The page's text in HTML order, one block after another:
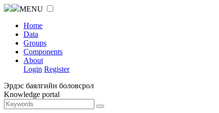
MENU
Home
Data
Groups
Components
About
Login Register
Эрдэс баялгийн боловсрол
Knowledge portal